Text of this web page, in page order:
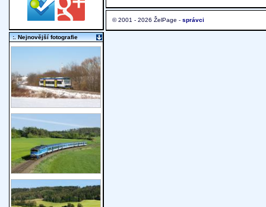
© 2001 - 2026 ŽelPage - správci
:. Nejnovější fotografie